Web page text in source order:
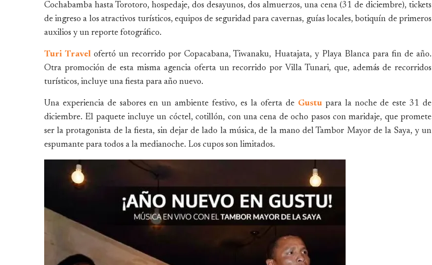
Cochabamba hasta Torotoro, hospedaje, dos desayunos, dos almuerzos, una cena (31 de diciembre), tickets
de ingreso a los atractivos turísticos, equipos de seguridad para cavernas, guías locales, botiquín de primeros
auxilios y un reporte fotográfico.
Turi Travel ofertó un recorrido por Copacabana, Tiwanaku, Huatajata, y Playa Blanca para fin de año.
Otra promoción de esta misma agencia oferta un recorrido por Villa Tunari, que, además de recorridos
turísticos, incluye una fiesta para año nuevo.
Una experiencia de sabores en un ambiente festivo, es la oferta deGustupara la noche de este 31 de
diciembre. El paquete incluye un cóctel, cotillón, con una cena de ocho pasos con maridaje, que promete
ser la protagonista de la fiesta, sin dejar de lado la música, de la mano del Tambor Mayor de la Saya, y un
espumante para todos a la medianoche. Los cupos son limitados.